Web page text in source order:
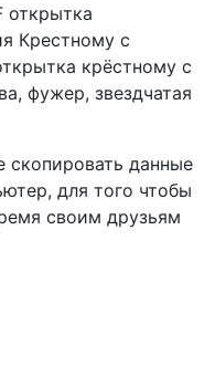
данные
для того чтобы
своим друзьям